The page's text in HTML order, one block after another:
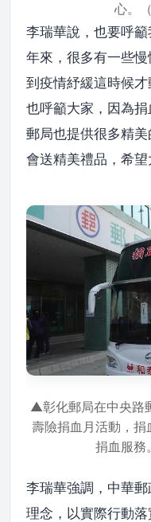
心。
李瑞華說，也要呼
年來，很多有一些
到疫情紓緩這時候才
也呼籲大家，因為
郵局也提供很多精
會送精美禮品，希望
▲彰化郵局在中央路
壽險捐血月活動，捐
捐血服務
李瑞華強調，中華
理念，以實際行動